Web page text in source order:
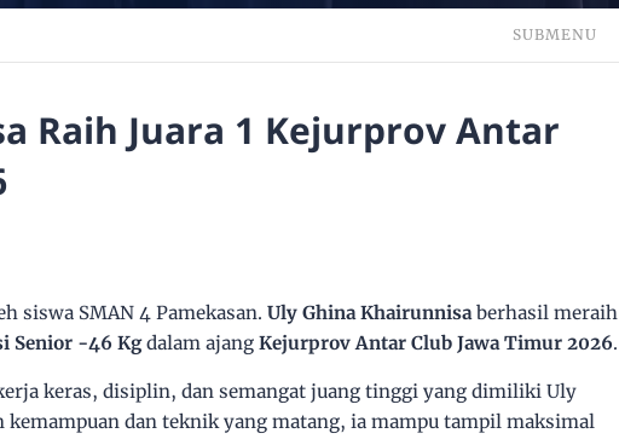
SUBMENU
Raih Juara 1 Kejurprov Antar
siswa SMAN 4 Pamekasan. Uly Ghina Khairunnisaberhasil meraih
Senior -46 Kgdalam ajang Kejurprov Antar Club Jawa Timur 2026.
keras, disiplin, dan semangat juang tinggi yang dimiliki Uly
kemampuan dan teknik yang matang, ia mampu tampil maksimal